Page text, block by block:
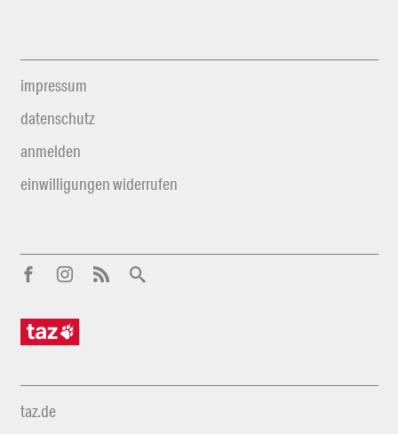
impressum
datenschutz
anmelden
einwilligungen widerrufen
taz.de